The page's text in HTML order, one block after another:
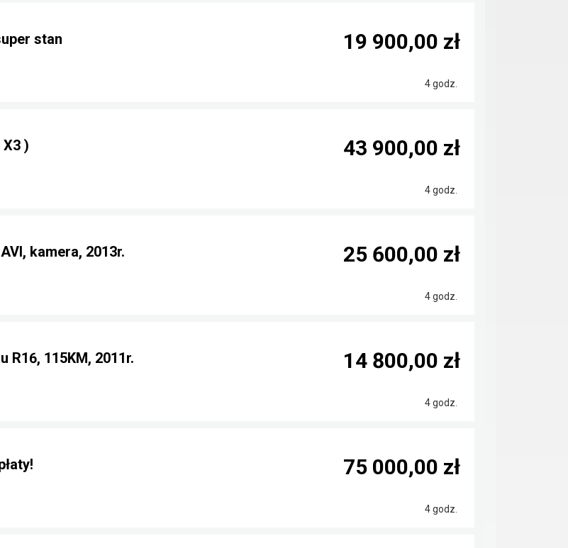
stan
4 godz.
19 900,00 zł
X3 )
4 godz.
43 900,00 zł
kamera, 2013r.
4 godz.
25 600,00 zł
R16, 115KM, 2011r.
4 godz.
14 800,00 zł
4 godz.
75 000,00 zł